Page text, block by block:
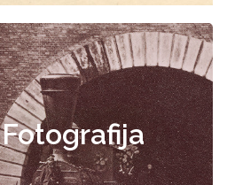
Fotografija